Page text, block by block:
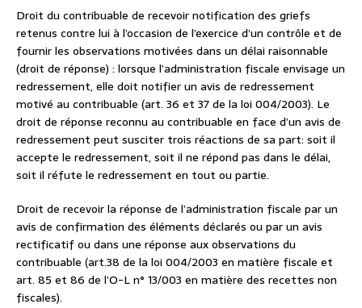
Droit du contribuable de recevoir notification des griefs
retenus contre lui à l’occasion de l’exercice d’un contrôle et de
fournir les observations motivées dans un délai raisonnable
(droit de réponse) : lorsque l’administration fiscale envisage un
redressement, elle doit notifier un avis de redressement
motivé au contribuable (art. 36 et 37 de la loi 004/2003). Le
droit de réponse reconnu au contribuable en face d’un avis de
redressement peut susciter trois réactions de sa part: soit il
accepte le redressement, soit il ne répond pas dans le délai,
soit il réfute le redressement en tout ou partie.
Droit de recevoir la réponse de l’administration fiscale par un
avis de confirmation des éléments déclarés ou par un avis
rectificatif ou dans une réponse aux observations du
contribuable (art.38 de la loi 004/2003 en matière fiscale et
art. 85 et 86 de l’O-L n° 13/003 en matière des recettes non
fiscales).